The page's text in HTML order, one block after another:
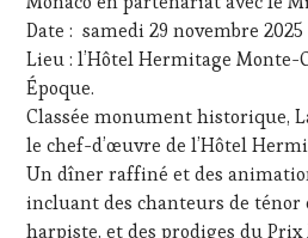
SALONS
INTERNATIONAUX,
VIGNOBLES
WINE
TASTING
WINE
TOURISM
FAME,
Date : samedi 29 novembre 2025
Lieu : l’Hôtel Hermitage Monte-
Époque.
Classée monument historique,
le chef-d’œuvre de l’Hôtel
Un dîner raffiné et des
incluant des chanteurs de ténor
harpiste, et des prodiges du Prix